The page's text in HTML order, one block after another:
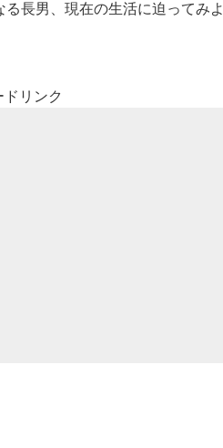
長男、現在の生活に迫ってみよ
ドリンク